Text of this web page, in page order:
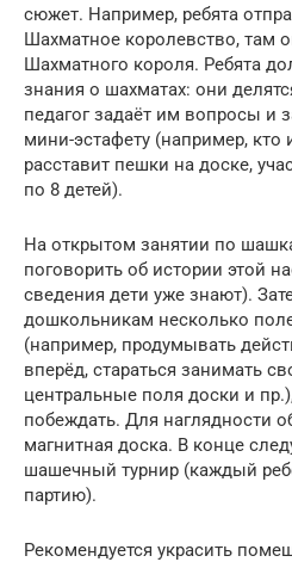
сюжет. Например, ребята
Шахматное королевство, там
Шахматного короля. Ребята
знания о шахматах: они
педагог задаёт им вопросы и
мини-эстафету (например, кто
расставит пешки на доске,
по 8 детей).
На открытом занятии по
поговорить об истории этой
сведения дети уже знают).
дошкольникам несколько
(например, продумывать
вперёд, стараться занимать
центральные поля доски и
побеждать. Для наглядности
магнитная доска. В конце
шашечный турнир (каждый
партию).
Рекомендуется украсить